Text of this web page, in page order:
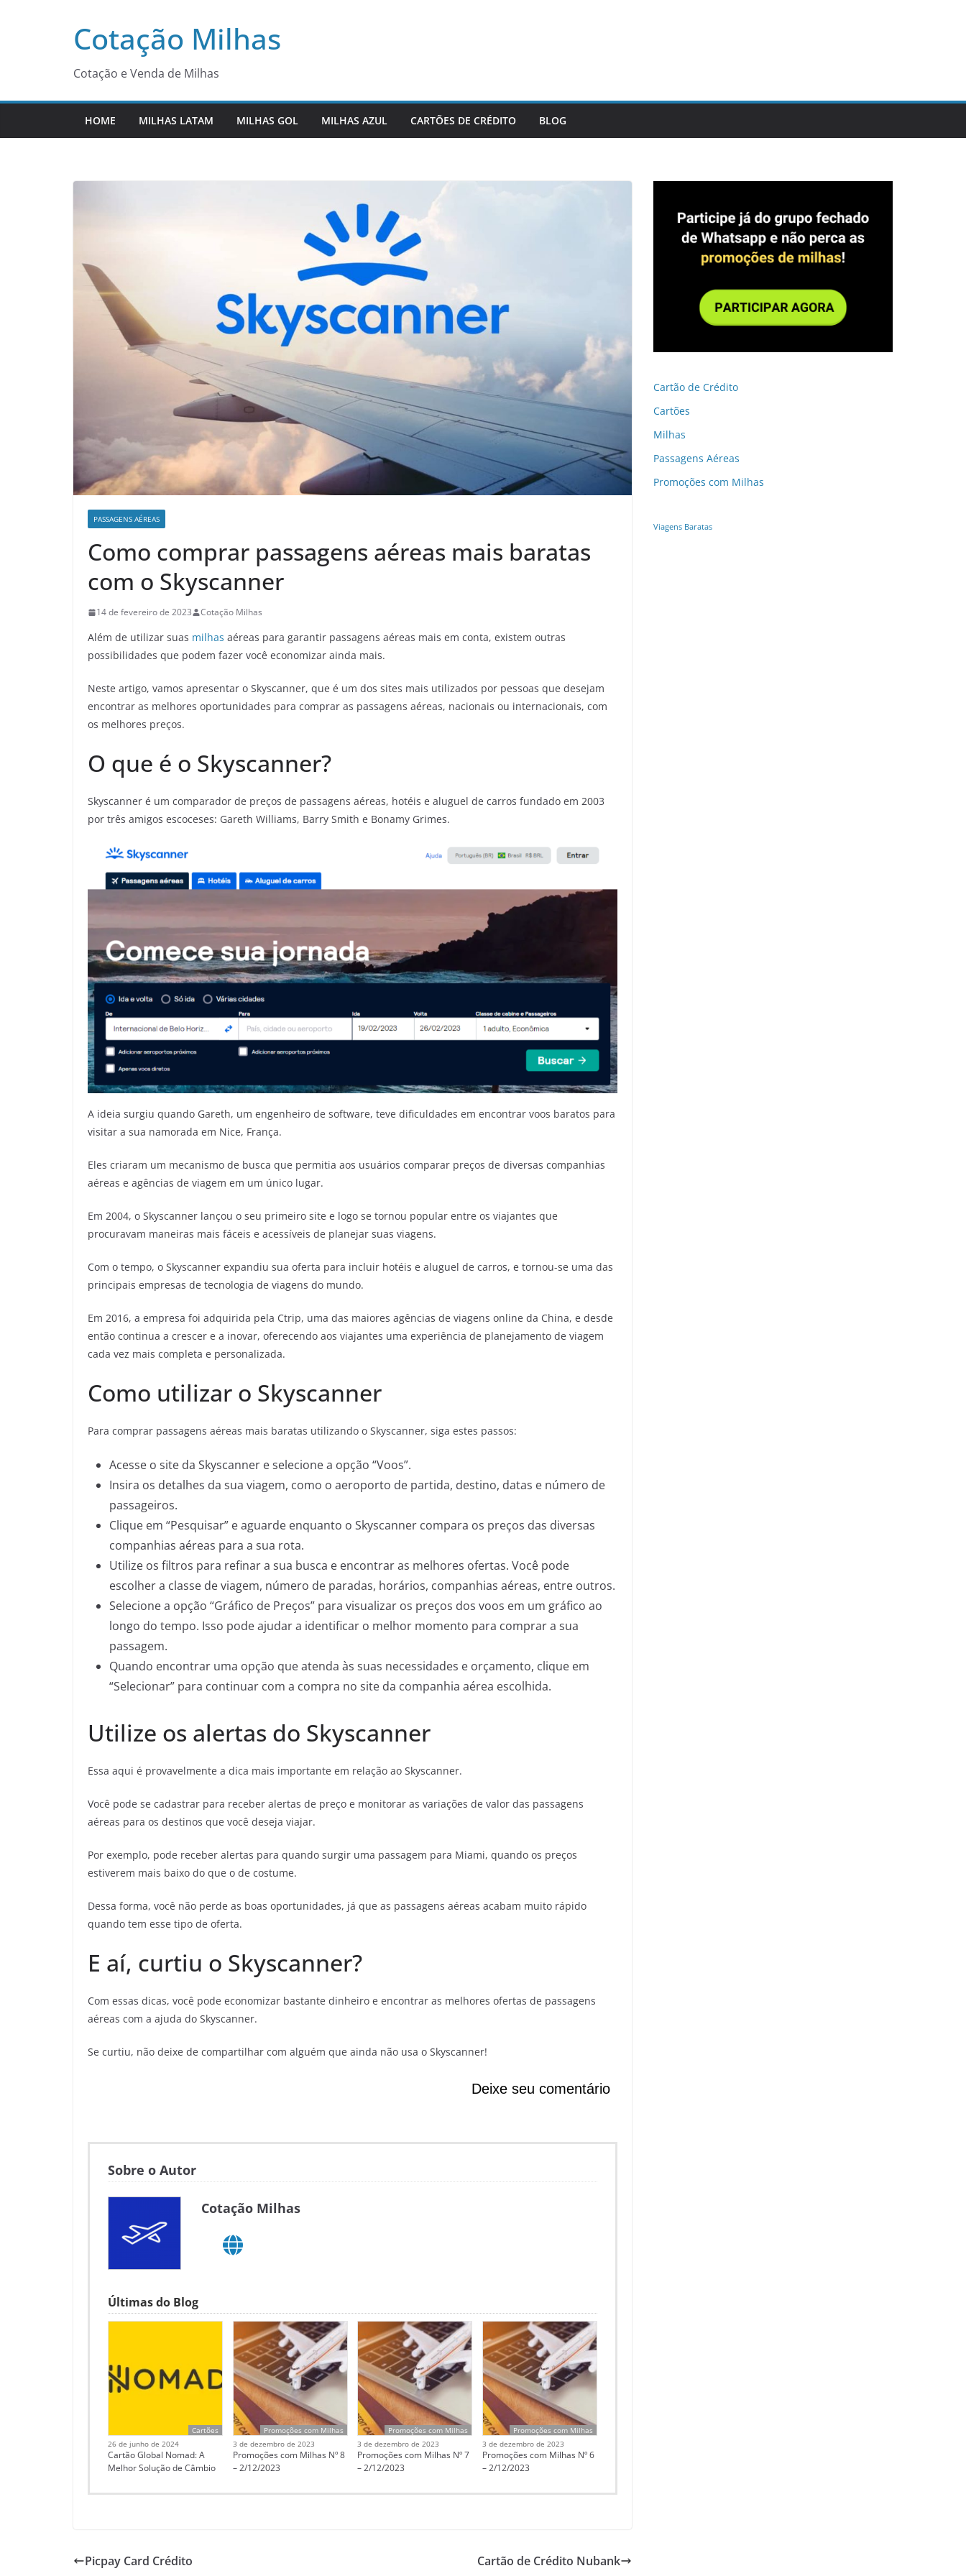
Cotação Milhas
Cotação e Venda de Milhas
HOME MILHAS LATAM MILHAS GOL MILHAS AZUL CARTÕES DE CRÉDITO BLOG
PASSAGENS AÉREAS
Como comprar passagens aéreas mais baratas
com o Skyscanner
14 de fevereiro de 2023 Cotação Milhas
Além de utilizar suas milhas aéreas para garantir passagens aéreas mais em conta, existem outras
possibilidades que podem fazer você economizar ainda mais.
Neste artigo, vamos apresentar o Skyscanner, que é um dos sites mais utilizados por pessoas que desejam
encontrar as melhores oportunidades para comprar as passagens aéreas, nacionais ou internacionais, com
os melhores preços.
O que é o Skyscanner?
Skyscanner é um comparador de preços de passagens aéreas, hotéis e aluguel de carros fundado em 2003
por três amigos escoceses: Gareth Williams, Barry Smith e Bonamy Grimes.
A ideia surgiu quando Gareth, um engenheiro de software, teve dificuldades em encontrar voos baratos para
visitar a sua namorada em Nice, França.
Eles criaram um mecanismo de busca que permitia aos usuários comparar preços de diversas companhias
aéreas e agências de viagem em um único lugar.
Em 2004, o Skyscanner lançou o seu primeiro site e logo se tornou popular entre os viajantes que
procuravam maneiras mais fáceis e acessíveis de planejar suas viagens.
Com o tempo, o Skyscanner expandiu sua oferta para incluir hotéis e aluguel de carros, e tornou-se uma das
principais empresas de tecnologia de viagens do mundo.
Em 2016, a empresa foi adquirida pela Ctrip, uma das maiores agências de viagens online da China, e desde
então continua a crescer e a inovar, oferecendo aos viajantes uma experiência de planejamento de viagem
cada vez mais completa e personalizada.
Como utilizar o Skyscanner
Para comprar passagens aéreas mais baratas utilizando o Skyscanner, siga estes passos:
Acesse o site da Skyscanner e selecione a opção “Voos”.
Insira os detalhes da sua viagem, como o aeroporto de partida, destino, datas e número de
passageiros.
Clique em “Pesquisar” e aguarde enquanto o Skyscanner compara os preços das diversas
companhias aéreas para a sua rota.
Utilize os filtros para refinar a sua busca e encontrar as melhores ofertas. Você pode
escolher a classe de viagem, número de paradas, horários, companhias aéreas, entre outros.
Selecione a opção “Gráfico de Preços” para visualizar os preços dos voos em um gráfico ao
longo do tempo. Isso pode ajudar a identificar o melhor momento para comprar a sua
passagem.
Quando encontrar uma opção que atenda às suas necessidades e orçamento, clique em
“Selecionar” para continuar com a compra no site da companhia aérea escolhida.
Utilize os alertas do Skyscanner
Essa aqui é provavelmente a dica mais importante em relação ao Skyscanner.
Você pode se cadastrar para receber alertas de preço e monitorar as variações de valor das passagens
aéreas para os destinos que você deseja viajar.
Por exemplo, pode receber alertas para quando surgir uma passagem para Miami, quando os preços
estiverem mais baixo do que o de costume.
Dessa forma, você não perde as boas oportunidades, já que as passagens aéreas acabam muito rápido
quando tem esse tipo de oferta.
E aí, curtiu o Skyscanner?
Com essas dicas, você pode economizar bastante dinheiro e encontrar as melhores ofertas de passagens
aéreas com a ajuda do Skyscanner.
Se curtiu, não deixe de compartilhar com alguém que ainda não usa o Skyscanner!
Deixe seu comentário
Sobre o Autor
Cotação Milhas
Últimas do Blog
Cartões
26 de junho de 2024
Cartão Global Nomad: A
Melhor Solução de Câmbio
Promoções com Milhas
3 de dezembro de 2023
Promoções com Milhas Nº 8
– 2/12/2023
Promoções com Milhas
3 de dezembro de 2023
Promoções com Milhas Nº 7
– 2/12/2023
Promoções com Milhas
3 de dezembro de 2023
Promoções com Milhas Nº 6
– 2/12/2023
Picpay Card Crédito Cartão de Crédito Nubank
Cartão de Crédito
Cartões
Milhas
Passagens Aéreas
Promoções com Milhas
Viagens Baratas